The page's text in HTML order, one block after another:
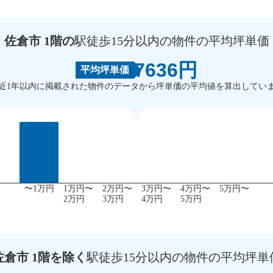
佐倉市 1階の駅徒歩15分以内の物件の平均坪単価
平均坪単価 7636円
1年以内に掲載された物件のデータから坪単価の平均値を算出していま
〜1万円
1万円〜
2万円
2万円〜
3万円
3万円〜
4万円
4万円〜
5万円
5万円〜
倉市 1階を除く駅徒歩15分以内の物件の平均坪単